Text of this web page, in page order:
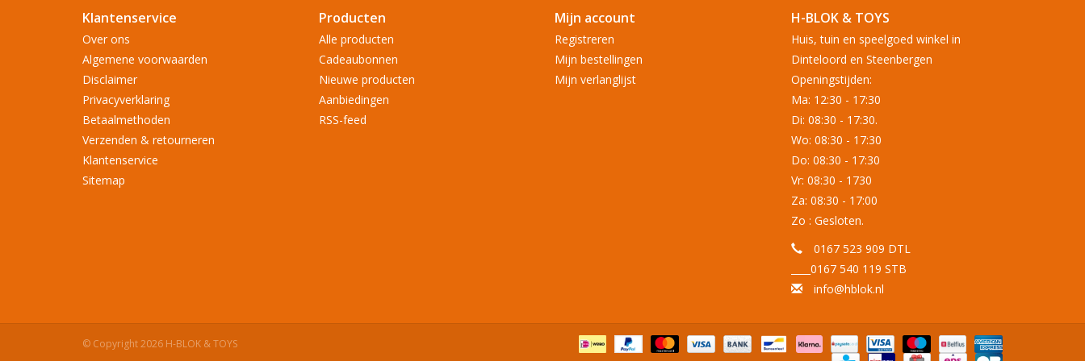
Klantenservice
Over ons
Algemene voorwaarden
Disclaimer
Privacyverklaring
Betaalmethoden
Verzenden & retourneren
Klantenservice
Sitemap
Producten
Alle producten
Cadeaubonnen
Nieuwe producten
Aanbiedingen
RSS-feed
Mijn account
Registreren
Mijn bestellingen
Mijn verlanglijst
H-BLOK & TOYS
Huis, tuin en speelgoed winkel in
Dinteloord en Steenbergen
Openingstijden:
Ma: 12:30 - 17:30
Di: 08:30 - 17:30.
Wo: 08:30 - 17:30
Do: 08:30 - 17:30
Vr: 08:30 - 1730
Za: 08:30 - 17:00
Zo : Gesloten.
0167 523 909 DTL
____0167 540 119 STB
info@hblok.nl
© Copyright 2026 H-BLOK & TOYS